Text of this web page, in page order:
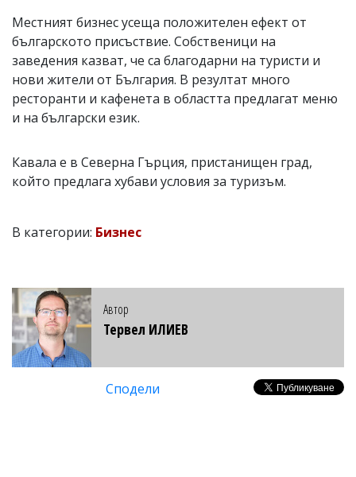
Местният бизнес усеща положителен ефект от
българското присъствие. Собственици на
заведения казват, че са благодарни на туристи и
нови жители от България. В резултат много
ресторанти и кафенета в областта предлагат меню
и на български език.
Кавала е в Северна Гърция, пристанищен град,
който предлага хубави условия за туризъм.
В категории: Бизнес
Автор
Тервел ИЛИЕВ
Сподели